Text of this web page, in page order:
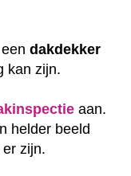
dakdekker
kan zijn.
aan.
helder beeld
zijn.